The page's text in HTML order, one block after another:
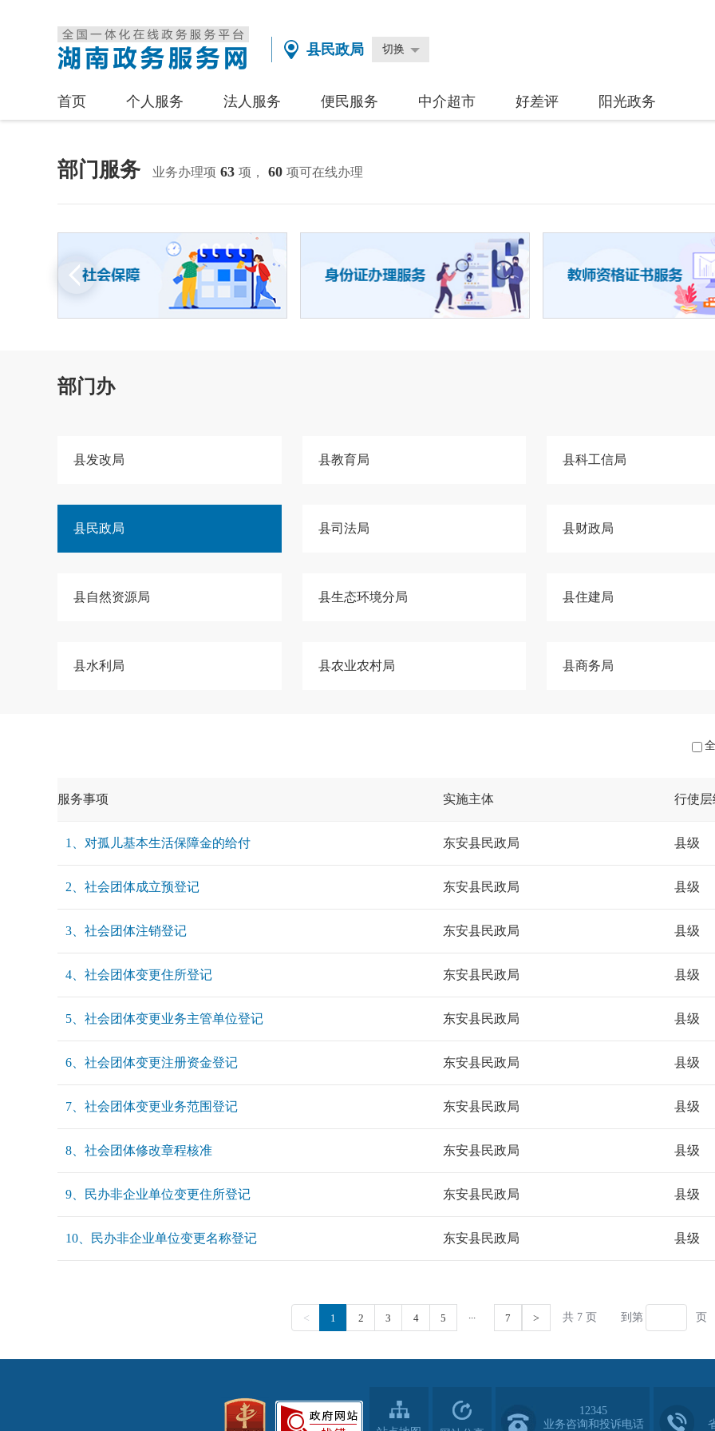
县民政局 切换
首页 个人服务 法人服务 便民服务 中介超市 好差评 阳光政务
部门服务 业务办理项 63 项， 60 项可在线办理
部门办
县发改局 县教育局 县科工信局
县民政局 县司法局 县财政局
县自然资源局 县生态环境分局 县住建局
县水利局 县农业农村局 县商务局
12345
业务咨询和投诉电话